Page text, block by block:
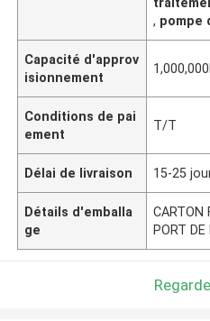
, pompe
Capacité d'approv
isionnement
Conditions de pai
ement
T/T
Délai de livraison 15-25
Détails d'emballa
ge
CARTON
PORT DE